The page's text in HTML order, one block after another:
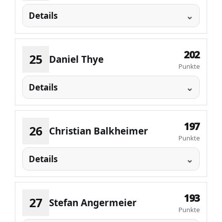
Details
25 Daniel Thye 202
Punkte
Details
26 Christian Balkheimer 197
Punkte
Details
27 Stefan Angermeier 193
Punkte